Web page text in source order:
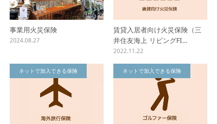
事業用火災保険
2024.08.27
賃貸入居者向け火災保険（三
井住友海上 リビングFI…
2022.11.22
ネットで加入できる保険 ネットで加入できる保険